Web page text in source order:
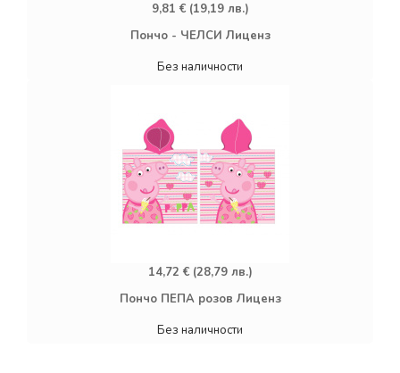
9,81 € (19,19 лв.)
Пончо - ЧЕЛСИ Лиценз
Без наличности
14,72 € (28,79 лв.)
Пончо ПЕПА розов Лиценз
Без наличности